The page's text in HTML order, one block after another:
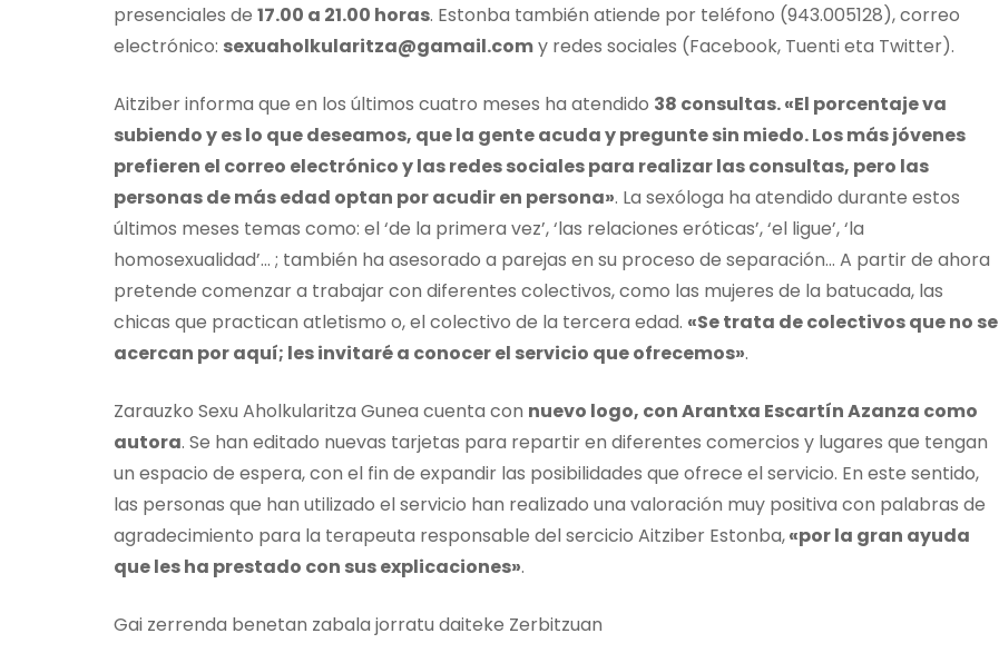
presenciales de 17.00 a 21.00 horas. Estonba también atiende por teléfono (943.005128), correo
electrónico: sexuaholkularitza@gamail.comy redes sociales (Facebook, Tuenti eta Twitter).
Aitziber informa que en los últimos cuatro meses ha atendido 38 consultas. «El porcentaje va
subiendo y es lo que deseamos, que la gente acuda y pregunte sin miedo. Los más jóvenes
prefieren el correo electrónico y las redes sociales para realizar las consultas, pero las
personas de más edad optan por acudir en persona». La sexóloga ha atendido durante estos
últimos meses temas como: el ‘de la primera vez’, ‘las relaciones eróticas’, ‘el ligue’, ‘la
homosexualidad’… ; también ha asesorado a parejas en su proceso de separación… A partir de ahora
pretende comenzar a trabajar con diferentes colectivos, como las mujeres de la batucada, las
chicas que practican atletismo o, el colectivo de la tercera edad. «Se trata de colectivos que no se
acercan por aquí; les invitaré a conocer el servicio que ofrecemos».
Zarauzko Sexu Aholkularitza Gunea cuenta con nuevo logo, con Arantxa Escartín Azanza como
autora. Se han editado nuevas tarjetas para repartir en diferentes comercios y lugares que tengan
un espacio de espera, con el fin de expandir las posibilidades que ofrece el servicio. En este sentido,
las personas que han utilizado el servicio han realizado una valoración muy positiva con palabras de
agradecimiento para la terapeuta responsable del sercicio Aitziber Estonba,«por la gran ayuda
que les ha prestado con sus explicaciones».
Gai zerrenda benetan zabala jorratu daiteke Zerbitzuan